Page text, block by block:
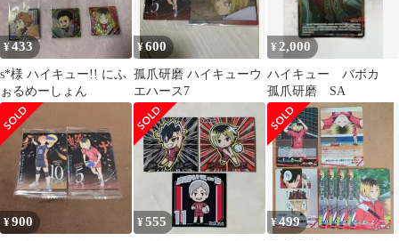
¥433
s*‬様 ハイキュー!! にふ
ぉるめーしょん
¥600
孤爪研磨 ハイキューウ
エハース7
¥ 2,000
ハイキュー バボカ
孤爪研磨 SA
¥900 ¥555 ¥499